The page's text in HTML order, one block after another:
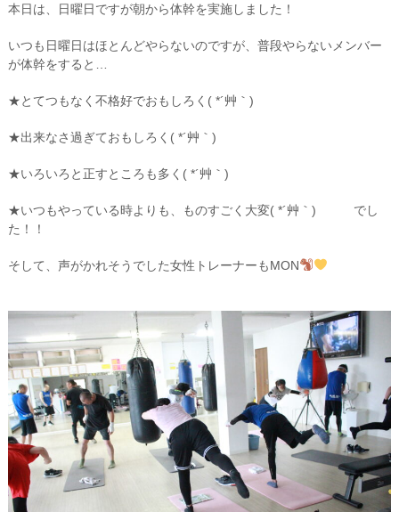
本日は、日曜日ですが朝から体幹を実施しました！
いつも日曜日はほとんどやらないのですが、普段やらないメンバー
が体幹をすると…
★とてつもなく不格好でおもしろく( *´艸｀)
★出来なさ過ぎておもしろく( *´艸｀)
★いろいろと正すところも多く( *´艸｀)
★いつもやっている時よりも、ものすごく大変( *´艸｀) でし
た！！
そして、声がかれそうでした女性トレーナーもMON